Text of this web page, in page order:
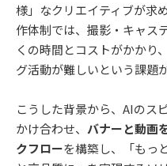
様」なクリエイティブが求
作体制では、撮影・キャス
くの時間とコストがかかり
グ活動が難しいという課題
こうした背景から、AIのス
かけ合わせ、 バナーと動画
クフローを構築し、「もっ